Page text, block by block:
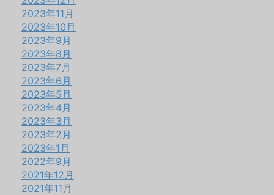
2023年11月
2023年10月
2023年9月
2023年8月
2023年7月
2023年6月
2023年5月
2023年4月
2023年3月
2023年2月
2023年1月
2022年9月
2021年12月
2021年11月